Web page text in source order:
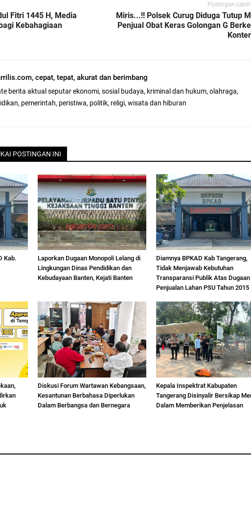
Fitri 1445 H, Media
Kebahagiaan
Postingan
Miris...!! Polsek Curug Diduga Tutup
Penjual Obat Keras Golongan G
cepat, tepat, akurat dan berimbang
berita aktual seputar ekonomi, sosial budaya, kriminal dan hukum, olahraga,
pemerintah, peristiwa, politik, religi, wisata dan hiburan
POSTINGAN INI
Kab.
Laporkan Dugaan Monopoli Lelang di
Lingkungan Dinas Pendidikan dan
Kebudayaan Banten, Kejati Banten
Diamnya BPKAD Kab Tangerang,
Tidak Menjawab Kebutuhan
Transparansi Publik Atas Dugaan
Penjualan Lahan PSU Tahun 2015
Diskusi Forum Wartawan Kebangsaan,
Kesantunan Berbahasa Diperlukan
Dalam Berbangsa dan Bernegara
Kepala Inspektrat Kabupaten
Tangerang Disinyalir Bersikap
Dalam Memberikan Penjelasan